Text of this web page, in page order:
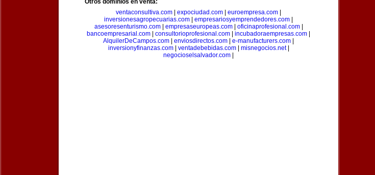
Otros dominios en venta:
ventaconsultiva.com
expociudad.com euroempresa.com
inversionesagropecuarias.com
empresariosyemprendedores.com
asesoresenturismo.com| empresaseuropeas.com| oficinaprofesional.com|
bancoempresarial.com
consultorioprofesional.com incubadoraempresas.com
AlquilerDeCampos.com
enviosdirectos.com e-manufacturers.com
inversionyfinanzas.com| ventadebebidas.com| misnegocios.net|
negocioselsalvador.com